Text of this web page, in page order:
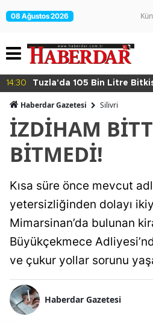
08 Ağustos 2026
14:30 Tuzla'da 105 Bin Litre
Haberdar Gazetesi Silivri
İZDİHAM
BİTMEDİ!
Kısa süre önce mevcut
yetersizliğinden dolayı
Mimarsinan’da bulunan
Büyükçekmece
ve çukur yollar sorunu
Haberdar Gazetesi